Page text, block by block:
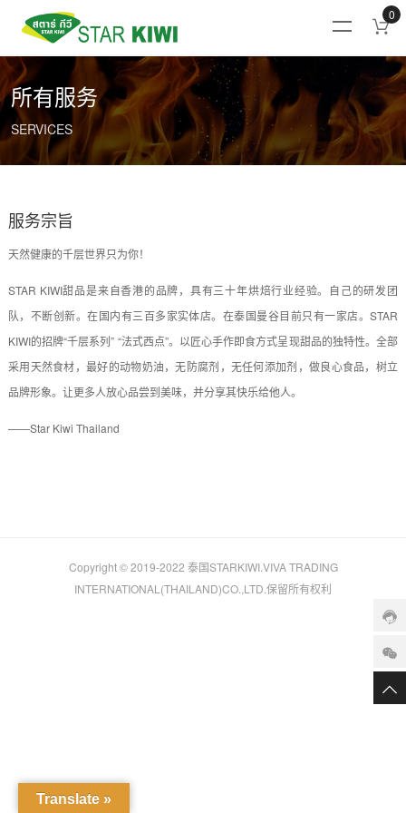
所有服务
SERVICES
服务宗旨
天然健康的千层世界只为你！
STAR KIWI甜品是来自香港的品牌，具有三十年烘焙行业经验。自己的研发团
队，不断创新。在国内有三百多家实体店。在泰国曼谷目前只有一家店。STAR
KIWI的招牌“千层系列” “法式西点”。以匠心手作即食方式呈现甜品的独特性。全部
采用天然食材，最好的动物奶油，无防腐剂，无任何添加剂，做良心食品，树立
品牌形象。让更多人放心品尝到美味，并分享其快乐给他人。
——Star Kiwi Thailand
Copyright © 2019-2022 泰国STARKIWI.VIVA TRADING
INTERNATIONAL(THAILAND)CO.,LTD.保留所有权利
0
Translate »